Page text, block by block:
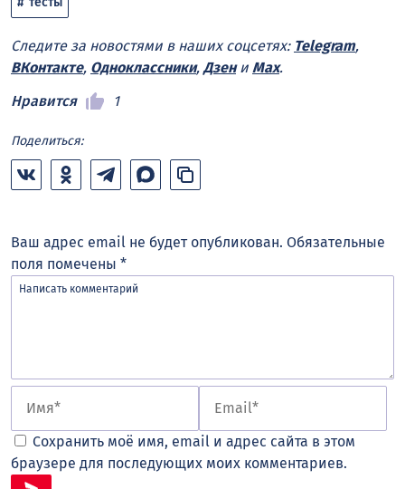
Следите за новостями в наших соцсетях: Telegram,
ВКонтакте, Одноклассники, Дзени Max.
Нравится
1
Поделиться:
Ваш адрес email не будет опубликован. Обязательные
поля помечены *
Сохранить моё имя, email и адрес сайта в этом
браузере для последующих моих комментариев.